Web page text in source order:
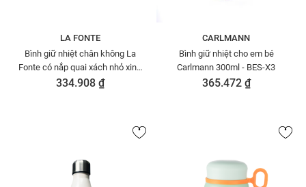
LA FONTE
Bình giữ nhiệt chân không La
Fonte có nắp quai xách nhỏ xinh
350ml-010238-PIN
334.908 ₫
CARLMANN
Bình giữ nhiệt cho em bé
Carlmann 300ml - BES-X3
365.472 ₫